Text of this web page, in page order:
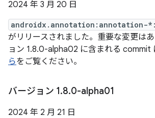
2024 年 3 月 20 日
androidx.annotation:annotation-
がリリースされました。重要な変更は
ョン 1.8.0-alpha02 に含まれる commit
らをご覧ください。
バージョン 1.8.0-alpha01
2024 年 2 月 21 日